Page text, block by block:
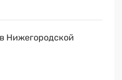
Нижегородской